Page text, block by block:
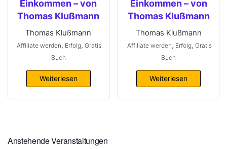
Einkommen – von
Thomas Klußmann
Thomas Klußmann
Affiliate werden, Erfolg, Gratis
Buch
Weiterlesen
Einkommen – von
Thomas Klußmann
Thomas Klußmann
Affiliate werden, Erfolg, Gratis
Buch
Weiterlesen
Anstehende Veranstaltungen